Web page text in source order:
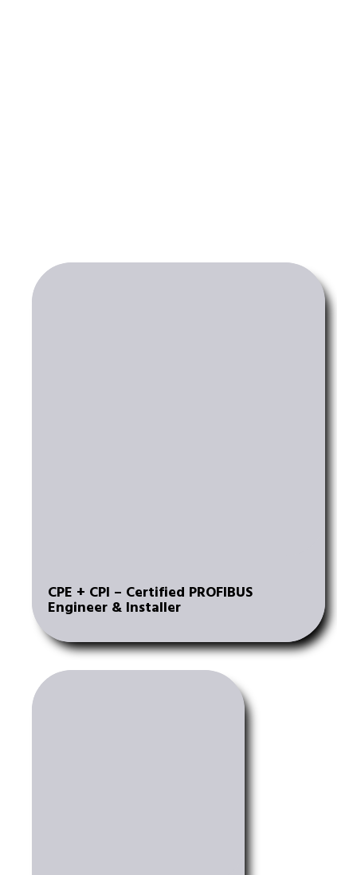
CPE + CPI – Certified PROFIBUS
Engineer & Installer